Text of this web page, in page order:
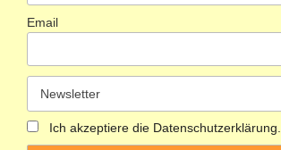
Email
Ich akzeptiere die Datenschutzerklärung.